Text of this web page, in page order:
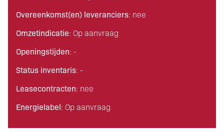
Overeenkomst(en) leveranciers: nee
Omzetindicatie: Op aanvraag
Openingstijden: -
Status inventaris: -
Leasecontracten: nee
Energielabel: Op aanvraag